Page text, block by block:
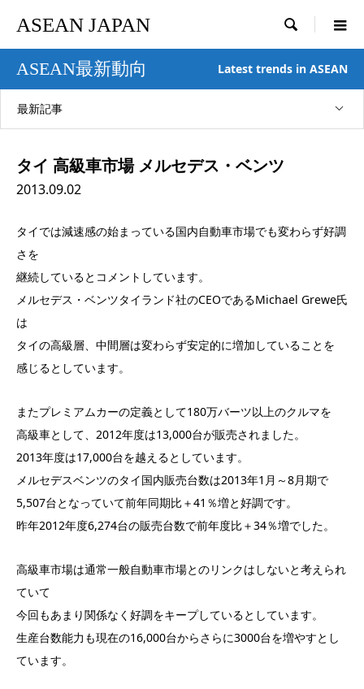
ASEAN JAPAN 
ASEAN最新動向 Latest trends in ASEAN
最新記事
タイ 高級車市場 メルセデス・ベンツ
2013.09.02
タイでは減速感の始まっている国内自動車市場でも変わらず好調
さを
継続しているとコメントしています。
メルセデス・ベンツタイランド社のCEOであるMichael Grewe氏
は
タイの高級層、中間層は変わらず安定的に増加していることを
感じるとしています。
またプレミアムカーの定義として180万バーツ以上のクルマを
高級車として、2012年度は13,000台が販売されました。
2013年度は17,000台を越えるとしています。
メルセデスベンツのタイ国内販売台数は2013年1月～8月期で
5,507台となっていて前年同期比＋41％増と好調です。
昨年2012年度6,274台の販売台数で前年度比＋34％増でした。
高級車市場は通常一般自動車市場とのリンクはしないと考えられ
ていて
今回もあまり関係なく好調をキープしているとしています。
生産台数能力も現在の16,000台からさらに3000台を増やすとし
ています。